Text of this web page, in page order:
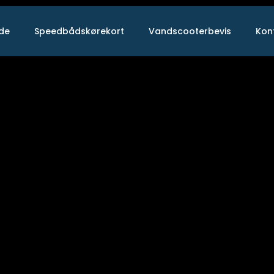
Speedbådskørekort Vandscooterbevis